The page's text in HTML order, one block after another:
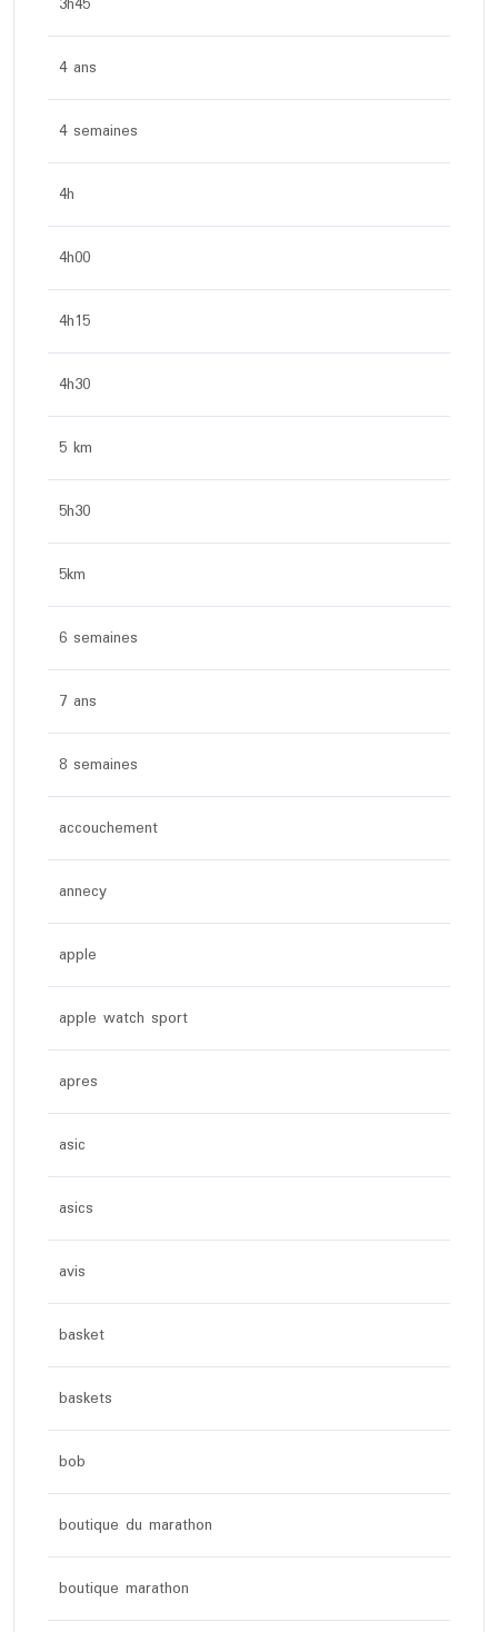
3h45
4 ans
4 semaines
4h
4h00
4h15
4h30
5 km
5h30
5km
6 semaines
7 ans
8 semaines
accouchement
annecy
apple
apple watch sport
apres
asic
asics
avis
basket
baskets
bob
boutique du marathon
boutique marathon